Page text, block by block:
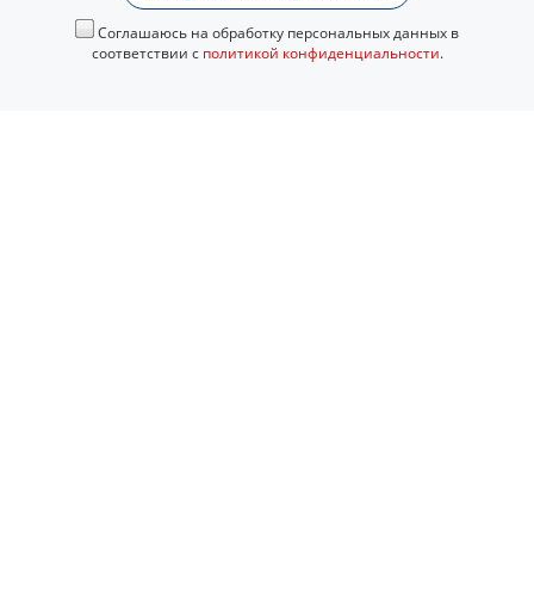
Соглашаюсь на обработку персональных данных в
соответствии с политикой конфиденциальности.